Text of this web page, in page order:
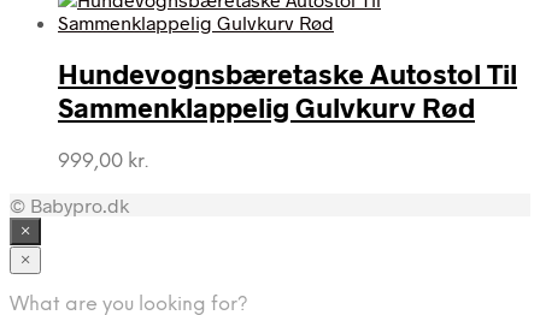
Hundevognsbæretaske Autostol Til
Sammenklappelig Gulvkurv Rød
999,00 kr.
© Babypro.dk
×
×
What are you looking for?